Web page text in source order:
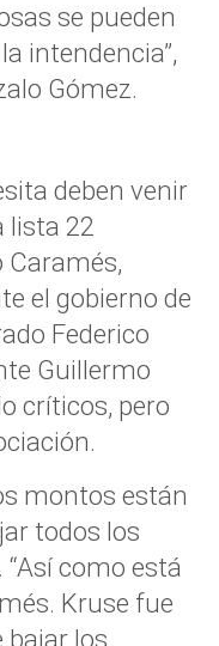
se pueden
intendencia”,
Gómez.
deben venir
lista 22
Caramés,
el gobierno de
Federico
Guillermo
críticos, pero
montos están
todos los
como está
Kruse fue
bajar los